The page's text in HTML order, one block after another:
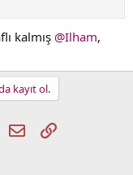
kalmış @Ilham,
kayıt ol.
E-postaLink